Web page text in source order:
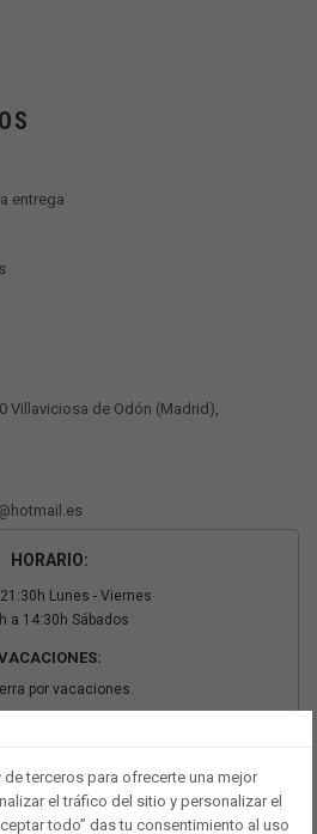
entrega
Villaviciosa de Odón (Madrid),
HORARIO:
Lunes - Viernes
a 14:30h Sábados
por vacaciones.
terceros para ofrecerte una mejor
el tráfico del sitio y personalizar el
todo” das tu consentimiento al uso